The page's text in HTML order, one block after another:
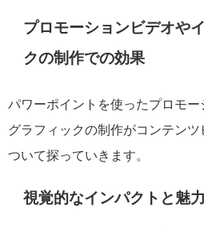
プロモーションビデオや
クの制作での効果
パワーポイントを使ったプロモ
グラフィックの制作がコンテン
ついて探っていきます。
視覚的なインパクトと魅力